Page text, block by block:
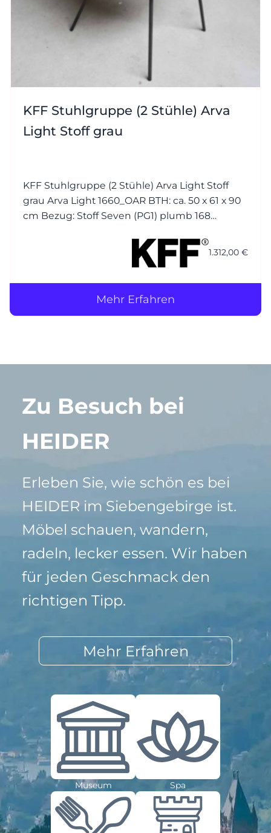
KFF Stuhlgruppe (2 Stühle) Arva
Light Stoff grau
KFF Stuhlgruppe (2 Stühle) Arva Light Stoff
grau Arva Light 1660_OAR BTH: ca. 50 x 61 x 90
cm Bezug: Stoff Seven (PG1) plumb 168
Nähte jeweils Ton in Ton Gestell (4-Fuss): M23
1.312,00 €
Mehr Erfahren
Zu Besuch bei
HEIDER
Erleben Sie, wie schön es bei
HEIDER im Siebengebirge ist.
Möbel schauen, wandern,
radeln, lecker essen. Wir haben
für jeden Geschmack den
richtigen Tipp.
Mehr Erfahren
Museum Spa